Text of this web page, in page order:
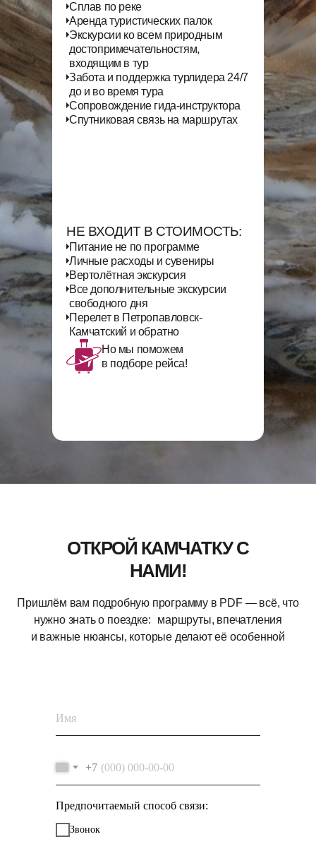
НЕ ВХОДИТ В СТОИМОСТЬ:
Питание не по программе
Личные расходы и сувениры
Вертолётная экскурсия
Все дополнительные экскурсии
свободного дня
Перелет в Петропавловск-
Камчатский и обратно
Но мы поможем
в подборе рейса!
Сплав по реке
Аренда туристических палок
Экскурсии ко всем природным
достопримечательностям,
входящим в тур
Забота и поддержка турлидера 24/7
до и во время тура
Сопровождение гида-инструктора
Спутниковая связь на маршрутах
Пришлём вам подробную программу в PDF — всё, что
нужно знать о поездке: маршруты, впечатления
и важные нюансы, которые делают её особенной
ОТКРОЙ КАМЧАТКУ С
НАМИ!
+7
Предпочитаемый способ связи:
Звонок